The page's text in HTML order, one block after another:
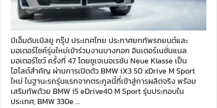
บีเอ็มดับเบิลยู กรุ๊ป ประเทศไทย ประกาศยกทัพรถยนต์และ
มอเตอร์ไซค์รุ่นใหม่เข้าร่วมงานบางกอก อินเตอร์เนชั่นแนล
มอเตอร์โชว์ ครั้งที่ 47 โดยชูเจเนอเรชัน Neue Klasse เป็น
ไฮไลต์สำคัญ ผ่านการเปิดตัว BMW iX3 50 xDrive M Sport
ใหม่ ในฐานะรถรุ่นแรกจากตระกูลนี้ที่เข้าสู่การผลิตจริง พร้อม
เสริมทัพด้วย BMW i5 eDrive40 M Sport รุ่นประกอบใน
ประเทศ, BMW 330e …